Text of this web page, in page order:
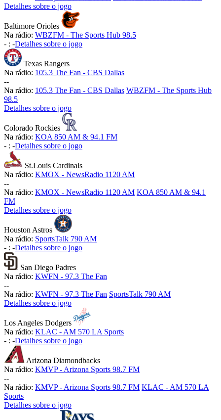
Detalhes sobre o jogo
Baltimore Orioles
Na rádio: WBZFM - The Sports Hub 98.5
- : -Detalhes sobre o jogo
Texas Rangers
Na rádio: 105.3 The Fan - CBS Dallas
--
Na rádio: 105.3 The Fan - CBS Dallas WBZFM - The Sports Hub
98.5
Detalhes sobre o jogo
Colorado Rockies
Na rádio: KOA 850 AM & 94.1 FM
- : -Detalhes sobre o jogo
St.Louis Cardinals
Na rádio: KMOX - NewsRadio 1120 AM
--
Na rádio: KMOX - NewsRadio 1120 AM KOA 850 AM & 94.1
FM
Detalhes sobre o jogo
Houston Astros
Na rádio: SportsTalk 790 AM
- : -Detalhes sobre o jogo
San Diego Padres
Na rádio: KWFN - 97.3 The Fan
--
Na rádio: KWFN - 97.3 The Fan SportsTalk 790 AM
Detalhes sobre o jogo
Los Angeles Dodgers
Na rádio: KLAC - AM 570 LA Sports
- : -Detalhes sobre o jogo
Arizona Diamondbacks
Na rádio: KMVP - Arizona Sports 98.7 FM
--
Na rádio: KMVP - Arizona Sports 98.7 FM KLAC - AM 570 LA
Sports
Detalhes sobre o jogo